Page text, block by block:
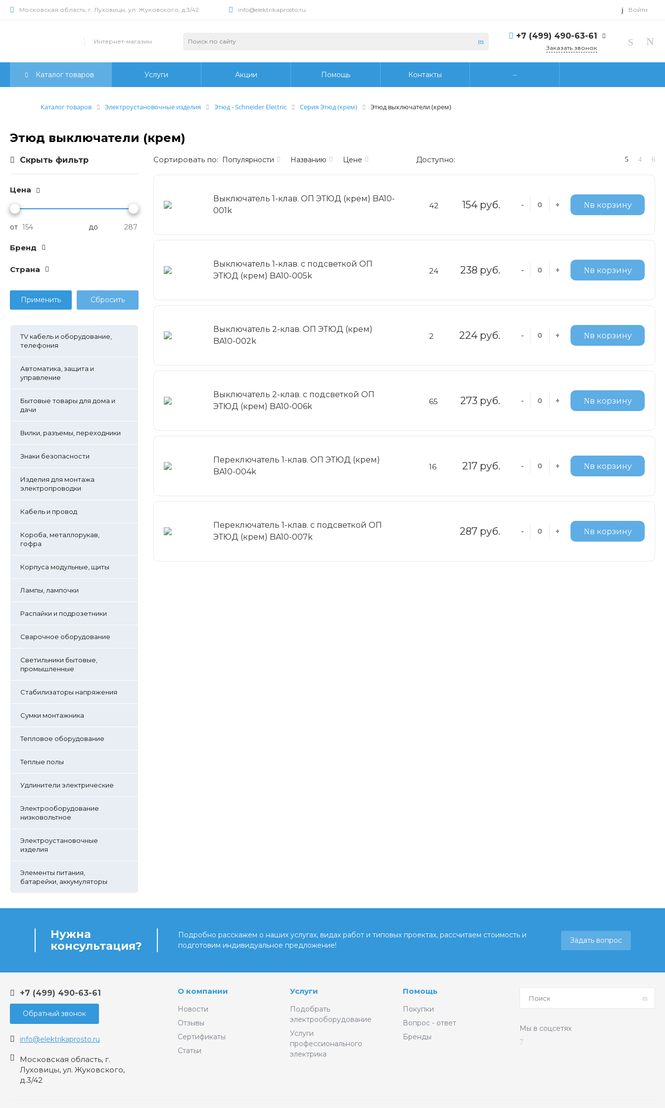
Московская область, г. Луховицы, ул. Жуковского, д.3/42 info@elektrikaprosto.ru Войти
Интернет-магазин
+7 (499) 490-63-61
Заказать звонок
Каталог товаров Услуги Акции Помощь Контакты ...
Каталог товаров Электроустановочные изделия Этюд - Schneider Electric Серия Этюд (крем) Этюд выключатели (крем)
Этюд выключатели (крем)
Скрыть фильтр
Цена
от до
Бренд
Cтрана
TV кабель и оборудование,
телефония
Автоматика, защита и
управление
Бытовые товары для дома и
дачи
Вилки, разъемы, переходники
Знаки безопасности
Изделия для монтажа
электропроводки
Кабель и провод
Короба, металлорукав,
гофра
Корпуса модульные, щиты
Лампы, лампочки
Распайки и подрозетники
Сварочное оборудование
Светильники бытовые,
промышленные
Стабилизаторы напряжения
Сумки монтажника
Тепловое оборудование
Теплые полы
Удлинители электрические
Электрооборудование
низковольтное
Электроустановочные
изделия
Элементы питания,
батарейки, аккумуляторы
Cортировать по: Популярности Названию Цене Доступно:
Выключатель 1-клав. ОП ЭТЮД (крем) BA10-
001k
42 154 руб. - + в корзину
Выключатель 1-клав. с подсветкой ОП
ЭТЮД (крем) BA10-005k
24 238 руб. - + в корзину
Выключатель 2-клав. ОП ЭТЮД (крем)
BA10-002k
2 224 руб. - + в корзину
Выключатель 2-клав. с подсветкой ОП
ЭТЮД (крем) BA10-006k
65 273 руб. - + в корзину
Переключатель 1-клав. ОП ЭТЮД (крем)
BA10-004k
16 217 руб. - + в корзину
Переключатель 1-клав. с подсветкой ОП
ЭТЮД (крем) BA10-007k
287 руб. - + в корзину
Нужна
консультация?
Подробно расскажем о наших услугах, видах работ и типовых проектах, рассчитаем стоимость и
подготовим индивидуальное предложение!
Задать вопрос
+7 (499) 490-63-61
Обратный звонок
info@elektrikaprosto.ru
Московская область, г.
Луховицы, ул. Жуковского,
д.3/42
О компании
Новости
Отзывы
Сертификаты
Статьи
Услуги
Подобрать
электрооборудование
Услуги
профессионального
электрика
Помощь
Покупки
Вопрос - ответ
Бренды
Мы в соцсетях